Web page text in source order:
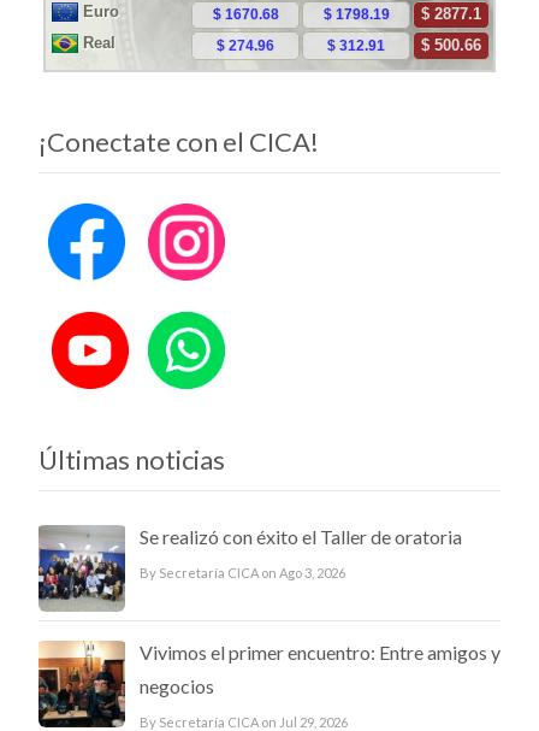
¡Conectate con el CICA!
Últimas noticias
Se realizó con éxito el Taller de oratoria
By Secretaría CICA on Ago 3, 2026
Vivimos el primer encuentro: Entre amigos y
negocios
By Secretaría CICA on Jul 29, 2026